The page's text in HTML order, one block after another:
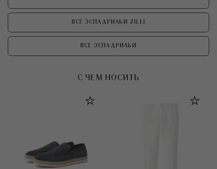
ВСЕ ЭСПАДРИЛЬИ ZILLI
ВСЕ ЭСПАДРИЛЬИ
С ЧЕМ НОСИТЬ